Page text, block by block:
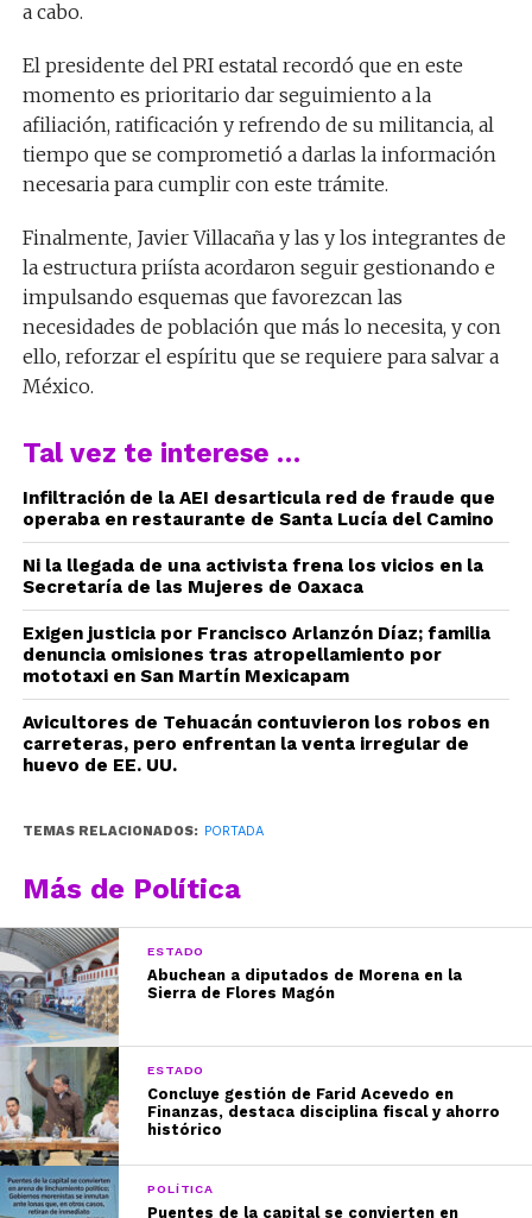
a cabo.
El presidente del PRI estatal recordó que en este
momento es prioritario dar seguimiento a la
afiliación, ratificación y refrendo de su militancia, al
tiempo que se comprometió a darlas la información
necesaria para cumplir con este trámite.
Finalmente, Javier Villacaña y las y los integrantes de
la estructura priísta acordaron seguir gestionando e
impulsando esquemas que favorezcan las
necesidades de población que más lo necesita, y con
ello, reforzar el espíritu que se requiere para salvar a
México.
Tal vez te interese …
Infiltración de la AEI desarticula red de fraude que
operaba en restaurante de Santa Lucía del Camino
Ni la llegada de una activista frena los vicios en la
Secretaría de las Mujeres de Oaxaca
Exigen justicia por Francisco Arlanzón Díaz; familia
denuncia omisiones tras atropellamiento por
mototaxi en San Martín Mexicapam
Avicultores de Tehuacán contuvieron los robos en
carreteras, pero enfrentan la venta irregular de
huevo de EE. UU.
TEMAS RELACIONADOS: PORTADA
Más de Política
ESTADO
Abuchean a diputados de Morena en la
Sierra de Flores Magón
ESTADO
Concluye gestión de Farid Acevedo en
Finanzas, destaca disciplina fiscal y ahorro
histórico
POLÍTICA
Puentes de la capital se convierten en